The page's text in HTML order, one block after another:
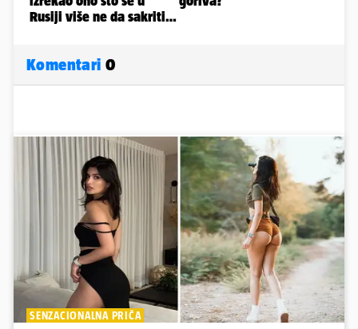
Komentari 0
SENZACIONALNA PRIČA